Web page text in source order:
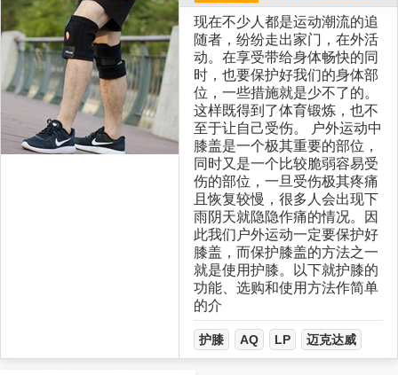
现在不少人都是运动潮流的追
随者，纷纷走出家门，在外活
动。在享受带给身体畅快的同
时，也要保护好我们的身体部
位，一些措施就是少不了的。
这样既得到了体育锻炼，也不
至于让自己受伤。 户外运动中
膝盖是一个极其重要的部位，
同时又是一个比较脆弱容易受
伤的部位，一旦受伤极其疼痛
且恢复较慢，很多人会出现下
雨阴天就隐隐作痛的情况。因
此我们户外运动一定要保护好
膝盖，而保护膝盖的方法之一
就是使用护膝。以下就护膝的
功能、选购和使用方法作简单
的介
护膝 AQ LP 迈克达威